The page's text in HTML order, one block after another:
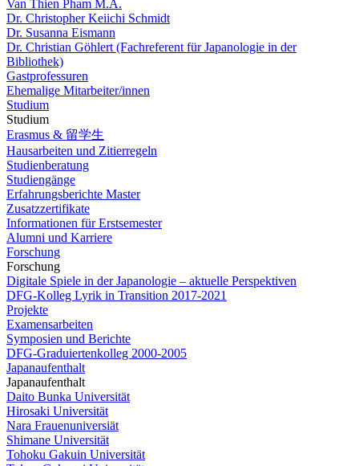
Van Thien Pham M.A.
Dr. Christopher Keiichi Schmidt
Dr. Susanna Eismann
Dr. Christian Göhlert (Fachreferent für Japanologie in der
Bibliothek)
Gastprofessuren
Ehemalige Mitarbeiter/innen
Studium
Studium
Erasmus & 留学生
Hausarbeiten und Zitierregeln
Studienberatung
Studiengänge
Erfahrungsberichte Master
Zusatzzertifikate
Informationen für Erstsemester
Alumni und Karriere
Forschung
Forschung
Digitale Spiele in der Japanologie – aktuelle Perspektiven
DFG-Kolleg Lyrik in Transition 2017-2021
Projekte
Examensarbeiten
Symposien und Berichte
DFG-Graduiertenkolleg 2000-2005
Japanaufenthalt
Japanaufenthalt
Daito Bunka Universität
Hirosaki Universität
Nara Frauenuniversiät
Shimane Universität
Tohoku Gakuin Universität